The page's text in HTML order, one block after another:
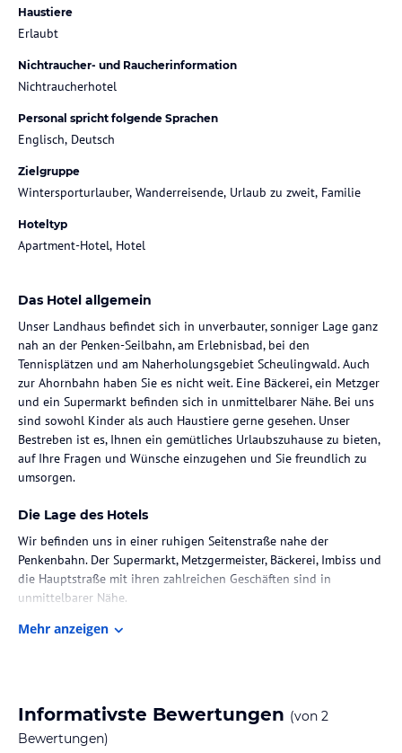
Haustiere
Erlaubt
Nichtraucher- und Raucherinformation
Nichtraucherhotel
Personal spricht folgende Sprachen
Englisch, Deutsch
Zielgruppe
Wintersporturlauber, Wanderreisende, Urlaub zu zweit, Familie
Hoteltyp
Apartment-Hotel, Hotel
Das Hotel allgemein
Unser Landhaus befindet sich in unverbauter, sonniger Lage ganz
nah an der Penken-Seilbahn, am Erlebnisbad, bei den
Tennisplätzen und am Naherholungsgebiet Scheulingwald. Auch
zur Ahornbahn haben Sie es nicht weit. Eine Bäckerei, ein Metzger
und ein Supermarkt befinden sich in unmittelbarer Nähe. Bei uns
sind sowohl Kinder als auch Haustiere gerne gesehen. Unser
Bestreben ist es, Ihnen ein gemütliches Urlaubszuhause zu bieten,
auf Ihre Fragen und Wünsche einzugehen und Sie freundlich zu
umsorgen.
Die Lage des Hotels
Wir befinden uns in einer ruhigen Seitenstraße nahe der
Penkenbahn. Der Supermarkt, Metzgermeister, Bäckerei, Imbiss und
die Hauptstraße mit ihren zahlreichen Geschäften sind in
unmittelbarer Nähe.
Das Naherholungsgebiet Scheulingwald ist in 200m erreichbar.
Minigolfplatz
Kinder- und Wasserspielplatz
Erlebnisbad Mayrhofen
Mehr anzeigen
Informativste Bewertungen (von 2
Bewertungen)